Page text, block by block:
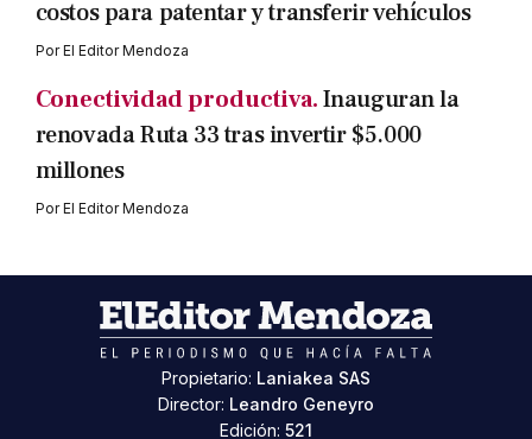
costos para patentar y transferir vehículos
PorEl Editor Mendoza
Conectividad productiva.Inauguran la
renovada Ruta 33 tras invertir $5.000
millones
PorEl Editor Mendoza
Propietario: Laniakea SAS
Director: Leandro Geneyro
Edición: 521